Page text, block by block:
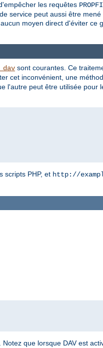
les requêtes
service peut aussi être
moyen direct d'éviter ce
sont courantes. Ce
cet inconvénient, une
l'autre peut être utilisée pour
scripts PHP, et http://
. Notez que lorsque DAV est